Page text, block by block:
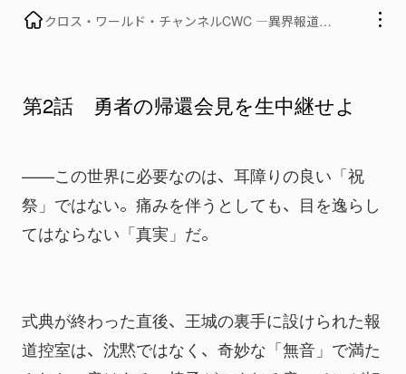
クロス・ワールド・チャンネルCWC ―異界報道ク
第2話 勇者の帰還会見を生中継せよ
——この世界に必要なのは、耳障りの良い「祝
祭」ではない。痛みを伴うとしても、目を逸らし
てはならない「真実」だ。
式典が終わった直後、王城の裏手に設けられた報
道控室は、沈黙ではなく、奇妙な「無音」で満た